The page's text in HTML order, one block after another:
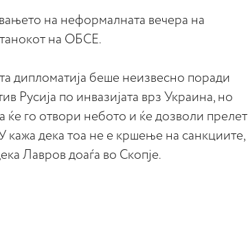
на неформалната вечера на
на ОБСЕ.
дипломатија беше неизвесно поради
Русија по инвазијата врз Украина, но
ќе го отвори небото и ќе дозволи прелет
кажа дека тоа не е кршење на санкциите,
Лавров доаѓа во Скопје.